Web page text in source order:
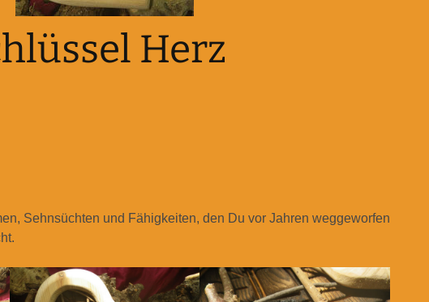
Herz
Sehnsüchten und Fähigkeiten, den Du vor Jahren weggeworfen